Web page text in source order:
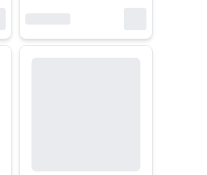
hợp với người thích hệ thống nhỏ